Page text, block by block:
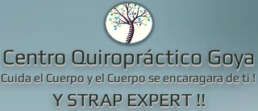
Centro Quiropráctico Goya
Cuida el Cuerpo y el Cuerpo se encaragara de ti !
Y STRAP EXPERT !!